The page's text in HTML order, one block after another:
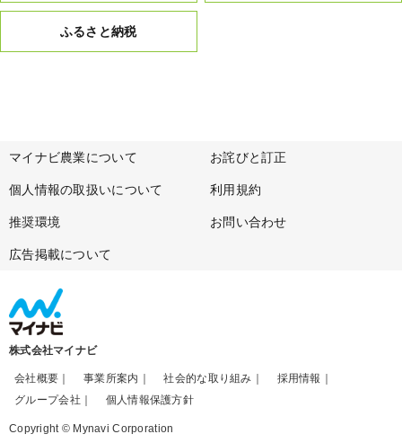
ふるさと納税
マイナビ農業について お詫びと訂正
個人情報の取扱いについて 利用規約
推奨環境 お問い合わせ
広告掲載について
株式会社マイナビ
会社概要 事業所案内 社会的な取り組み
採用情報
グループ会社
個人情報保護方針
Copyright © Mynavi Corporation